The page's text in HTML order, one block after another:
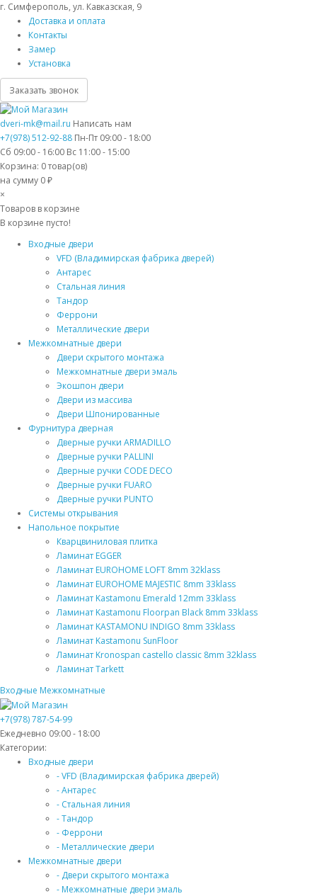
г. Симферополь, ул. Кавказская, 9
Доставка и оплата
Контакты
Замер
Установка
Заказать звонок
dveri-mk@mail.ru Написать нам
+7(978) 512-92-88 Пн-Пт 09:00 - 18:00
Сб 09:00 - 16:00 Вс 11:00 - 15:00
Корзина: 0товар(ов)
на сумму 0 ₽
×
Товаров в корзине
В корзине пусто!
Входные двери
VFD (Владимирская фабрика дверей)
Антарес
Стальная линия
Тандор
Феррони
Металлические двери
Межкомнатные двери
Двери скрытого монтажа
Межкомнатные двери эмаль
Экошпон двери
Двери из массива
Двери Шпонированные
Фурнитура дверная
Дверные ручки ARMADILLO
Дверные ручки PALLINI
Дверные ручки CODE DECO
Дверные ручки FUARO
Дверные ручки PUNTO
Системы открывания
Напольное покрытие
Кварцвиниловая плитка
Ламинат EGGER
Ламинат EUROHOME LOFT 8mm 32klass
Ламинат EUROHOME MAJESTIC 8mm 33klass
Ламинат Kastamonu Emerald 12mm 33klass
Ламинат Kastamonu Floorpan Black 8mm 33klass
Ламинат KASTAMONU INDIGO 8mm 33klass
Ламинат Kastamonu SunFloor
Ламинат Kronospan castello classic 8mm 32klass
Ламинат Tarkett
Входные Межкомнатные
+7(978) 787-54-99
Ежедневно 09:00 - 18:00
Категории:
Входные двери
- VFD (Владимирская фабрика дверей)
- Антарес
- Стальная линия
- Тандор
- Феррони
- Металлические двери
Межкомнатные двери
- Двери скрытого монтажа
- Межкомнатные двери эмаль